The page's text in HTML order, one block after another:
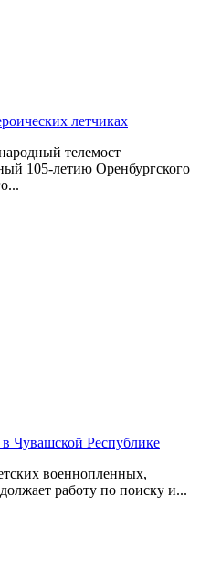
летчиках
телемост
105-летию Оренбургского
Чувашской Республике
военнопленных,
работу по поиску и...